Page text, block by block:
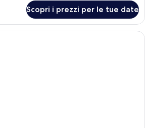
Scopri i prezzi per le tue date
Una moderna camera d'albergo con